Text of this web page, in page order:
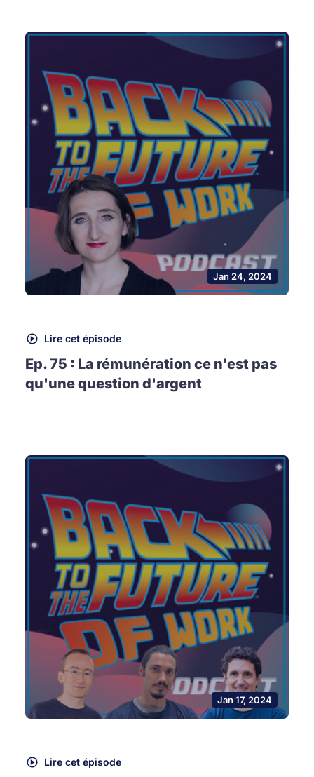
Jan 24, 2024
Lire cet épisode
Ep. 75 : La rémunération ce n'est pas
qu'une question d'argent
Jan 17, 2024
Lire cet épisode